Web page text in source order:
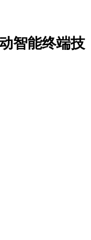
智能终端技